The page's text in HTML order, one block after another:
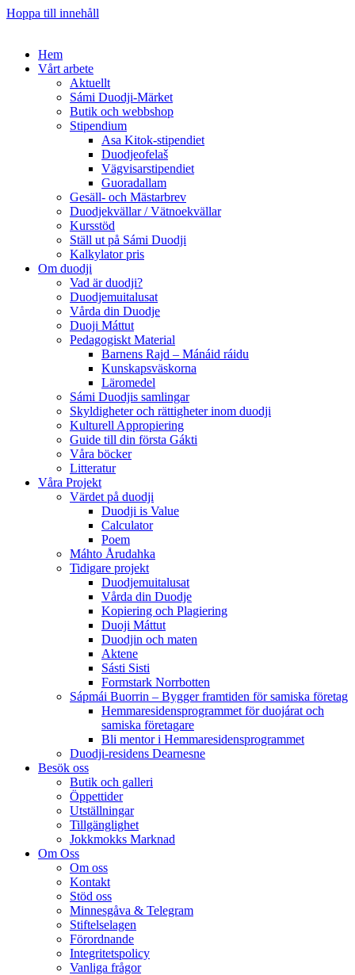
Hoppa till innehåll
Hem
Vårt arbete
Aktuellt
Sámi Duodji-Märket
Butik och webbshop
Stipendium
Asa Kitok-stipendiet
Duodjeofelaš
Vägvisarstipendiet
Guoradallam
Gesäll- och Mästarbrev
Duodjekvällar / Vätnoekvällar
Kursstöd
Ställ ut på Sámi Duodji
Kalkylator pris
Om duodji
Vad är duodji?
Duodjemuitalusat
Vårda din Duodje
Duoji Máttut
Pedagogiskt Material
Barnens Rajd – Mánáid ráidu
Kunskapsväskorna
Läromedel
Sámi Duodjis samlingar
Skyldigheter och rättigheter inom duodji
Kulturell Appropiering
Guide till din första Gákti
Våra böcker
Litteratur
Våra Projekt
Värdet på duodji​
Duodji is Value
Calculator
Poem
Máhto Årudahka
Tidigare projekt
Duodjemuitalusat
Vårda din Duodje
Kopiering och Plagiering
Duoji Máttut
Duodjin och maten
Aktene
Sásti Sisti
Formstark Norrbotten
Sápmái Buorrin – Bygger framtiden för samiska företag
Hemmaresidensprogrammet för duojárat och
samiska företagare​
Bli mentor i Hemmaresidensprogrammet
Duodji-residens Dearnesne
Besök oss
Butik och galleri
Öppettider
Utställningar
Tillgänglighet
Jokkmokks Marknad
Om Oss
Om oss
Kontakt
Stöd oss
Minnesgåva & Telegram
Stiftelselagen
Förordnande
Integritetspolicy
Vanliga frågor